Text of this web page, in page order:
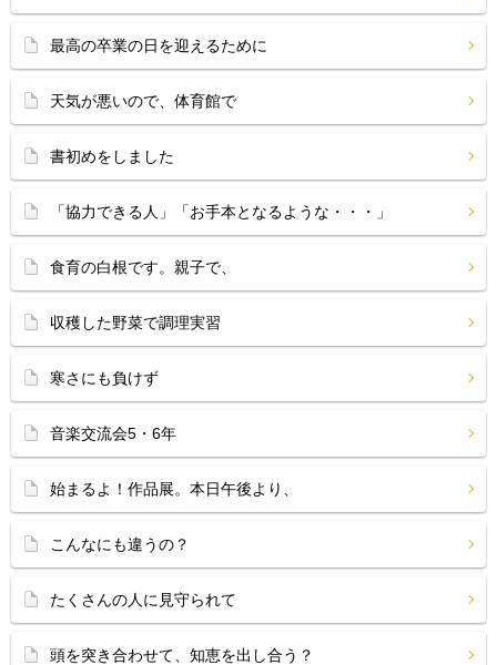
最高の卒業の日を迎えるために
天気が悪いので、体育館で
書初めをしました
「協力できる人」「お手本となるような・・・」
食育の白根です。親子で、
収穫した野菜で調理実習
寒さにも負けず
音楽交流会5・6年
始まるよ！作品展。本日午後より、
こんなにも違うの？
たくさんの人に見守られて
頭を突き合わせて、知恵を出し合う？